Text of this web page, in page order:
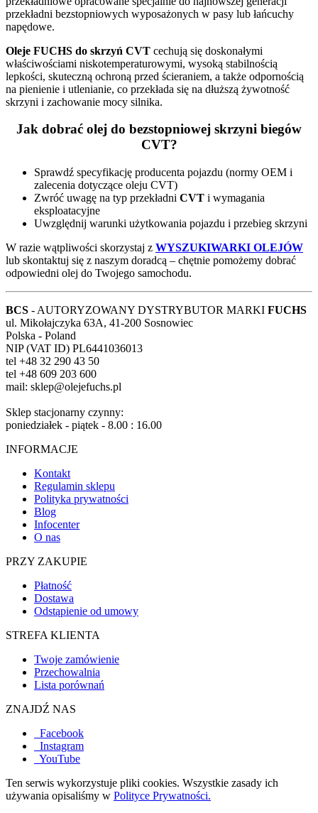
przekładni bezstopniowych wyposażonych w pasy lub łańcuchy
napędowe.
Oleje FUCHS do skrzyń CVT cechują się doskonałymi
właściwościami niskotemperaturowymi, wysoką stabilnością
lepkości, skuteczną ochroną przed ścieraniem, a także odpornością
na pienienie i utlenianie, co przekłada się na dłuższą żywotność
skrzyni i zachowanie mocy silnika.
Jak dobrać olej do bezstopniowej skrzyni biegów
CVT?
Sprawdź specyfikację producenta pojazdu (normy OEM i
zalecenia dotyczące oleju CVT)
Zwróć uwagę na typ przekładni CVT i wymagania
eksploatacyjne
Uwzględnij warunki użytkowania pojazdu i przebieg skrzyni
W razie wątpliwości skorzystaj z WYSZUKIWARKI OLEJÓW
lub skontaktuj się z naszym doradcą – chętnie pomożemy dobrać
odpowiedni olej do Twojego samochodu.
BCS - AUTORYZOWANY DYSTRYBUTOR MARKI FUCHS
ul. Mikołajczyka 63A, 41-200 Sosnowiec
Polska - Poland
NIP (VAT ID) PL6441036013
tel +48 32 290 43 50
tel +48 609 203 600
mail: sklep@olejefuchs.pl
Sklep stacjonarny czynny:
poniedziałek - piątek - 8.00 : 16.00
INFORMACJE
Kontakt
Regulamin sklepu
Polityka prywatności
Blog
Infocenter
O nas
PRZY ZAKUPIE
Płatność
Dostawa
Odstąpienie od umowy
STREFA KLIENTA
Twoje zamówienie
Przechowalnia
Lista porównań
ZNAJDŹ NAS
Facebook
Instagram
YouTube
Ten serwis wykorzystuje pliki cookies. Wszystkie zasady ich
używania opisaliśmy w Polityce Prywatności.